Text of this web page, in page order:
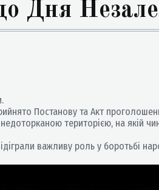
Дня
Постанову та Акт
територією, на якій
важливу роль у боротьбі